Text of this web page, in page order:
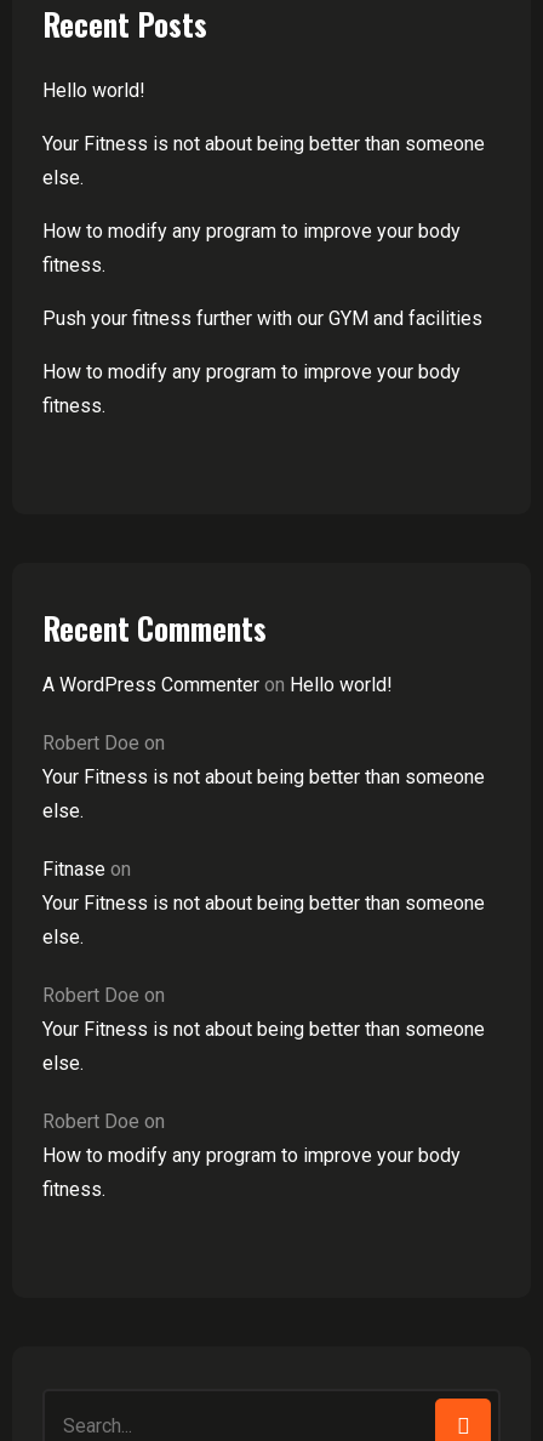
Recent Posts
Hello world!
Your Fitness is not about being better than someone
else.
How to modify any program to improve your body
fitness.
Push your fitness further with our GYM and facilities
How to modify any program to improve your body
fitness.
Recent Comments
A WordPress Commenter on Hello world!
Robert Doe on
Your Fitness is not about being better than someone
else.
Fitnase on
Your Fitness is not about being better than someone
else.
Robert Doe on
Your Fitness is not about being better than someone
else.
Robert Doe on
How to modify any program to improve your body
fitness.